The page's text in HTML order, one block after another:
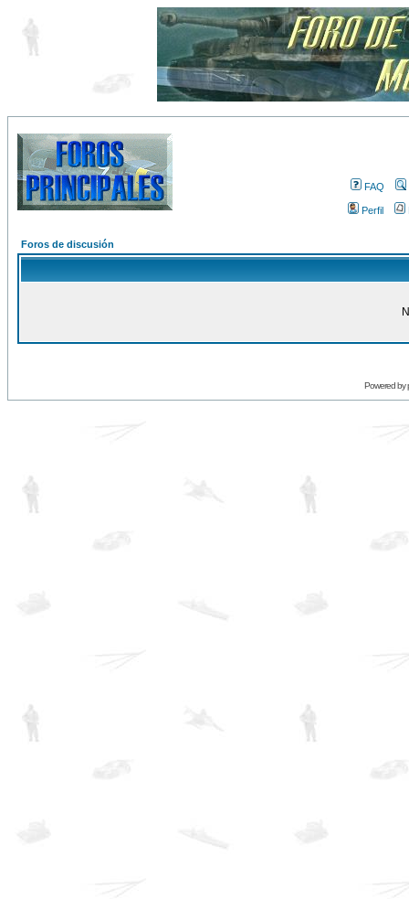
FAQ
Perfil
Foros de discusión
Powered by